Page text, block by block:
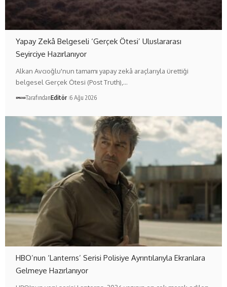
Yapay Zekâ Belgeseli ‘Gerçek Ötesi’ Uluslararası
Seyirciye Hazırlanıyor
Alkan Avcıoğlu'nun tamamı yapay zekâ araçlarıyla ürettiği
belgesel Gerçek Ötesi (Post Truth),…
TarafındanEditör 6 Ağu 2026
HBO’nun ‘Lanterns’ Serisi Polisiye Ayrıntılarıyla Ekranlara
Gelmeye Hazırlanıyor